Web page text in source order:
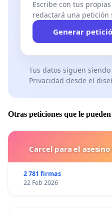
Escribe con tus
redactará una petición
Generar
Tus datos siguen siendo
Privacidad desde el
Otras peticiones que le
Carcel para el
2 781 firmas
22 Feb 2026